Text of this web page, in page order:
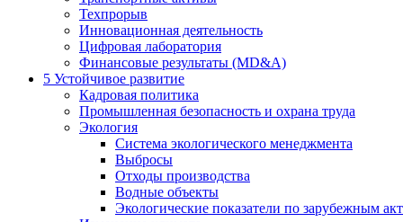
Техпрорыв
Инновационная деятельность
Цифровая лаборатория
Финансовые результаты (MD&A)
5 Устойчивое развитие
Кадровая политика
Промышленная безопасность и охрана труда
Экология
Система экологического менеджмента
Выбросы
Отходы производства
Водные объекты
Экологические показатели по зарубежным